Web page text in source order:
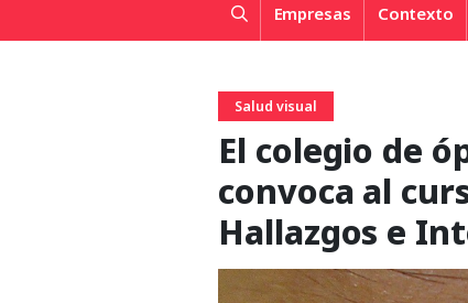
Empresas Contexto
Salud visual
El colegio de
convoca al
Hallazgos e